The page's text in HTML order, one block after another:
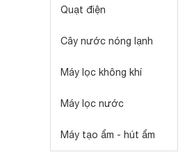
Quạt điện
Cây nước nóng lạnh
Máy lọc không khí
Máy lọc nước
Máy tạo ẩm - hút ẩm